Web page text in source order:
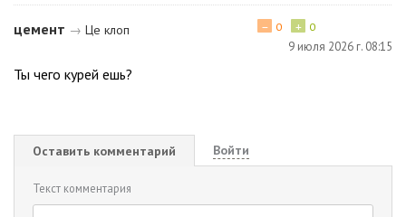
цемент → Це клоп + 0
− 0
9 июля 2026 г. 08:15
Ты чего курей ешь?
Оставить комментарий Войти
Текст комментария